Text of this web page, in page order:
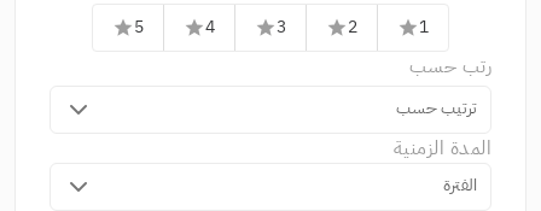
1
star
2
star
3
star
4
star
5
star
رتب حسب
ترتيب حسب
المدة الزمنية
الفترة